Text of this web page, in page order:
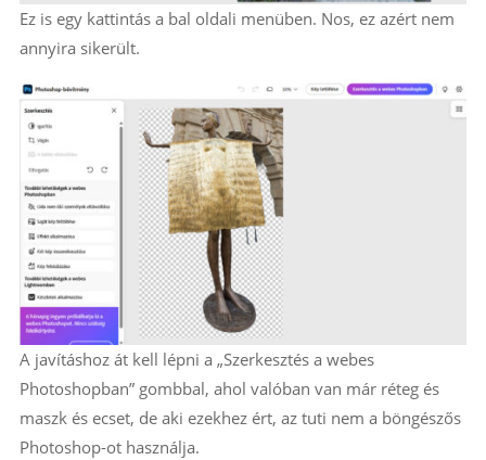
Ez is egy kattintás a bal oldali menüben. Nos, ez azért nem
annyira sikerült.
A javításhoz át kell lépni a „Szerkesztés a webes
Photoshopban” gombbal, ahol valóban van már réteg és
maszk és ecset, de aki ezekhez ért, az tuti nem a böngészős
Photoshop-ot használja.